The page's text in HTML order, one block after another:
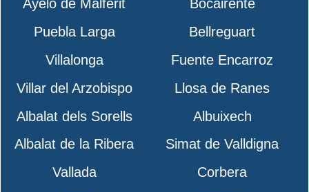
Ayelo de Malferit
Bocairente
Puebla Larga
Bellreguart
Villalonga
Fuente Encarroz
Villar del Arzobispo
Llosa de Ranes
Albalat dels Sorells
Albuixech
Albalat de la Ribera
Simat de Valldigna
Vallada
Corbera